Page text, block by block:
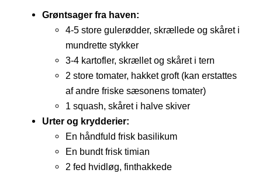
Grøntsager fra haven:
4-5 store gulerødder, skrællede og skåret i
mundrette stykker
3-4 kartofler, skrællet og skåret i tern
2 store tomater, hakket groft (kan erstattes
af andre friske sæsonens tomater)
1 squash, skåret i halve skiver
Urter og krydderier:
En håndfuld frisk basilikum
En bundt frisk timian
2 fed hvidløg, finthakkede